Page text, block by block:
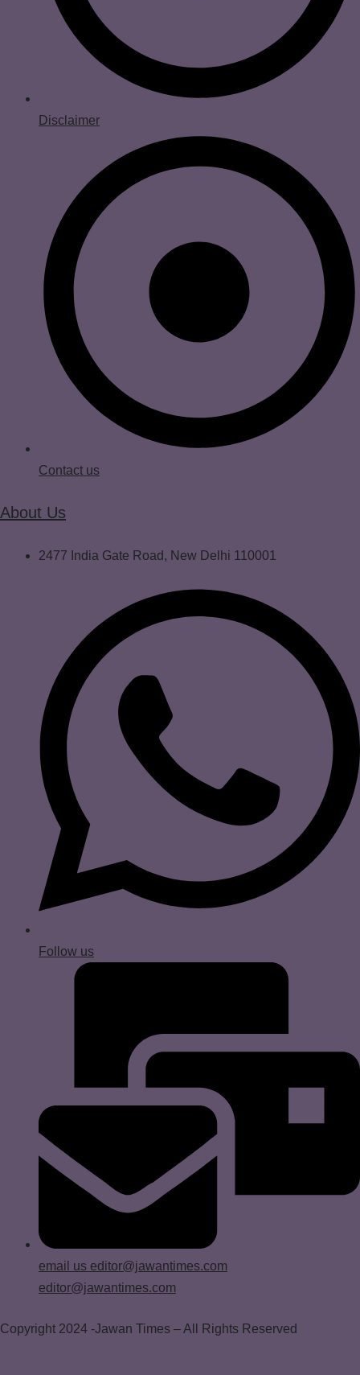
Disclaimer
Contact us
About Us
2477 India Gate Road, New Delhi 110001
Follow us
email us editor@jawantimes.com
editor@jawantimes.com
Copyright 2024 -Jawan Times – All Rights Reserved